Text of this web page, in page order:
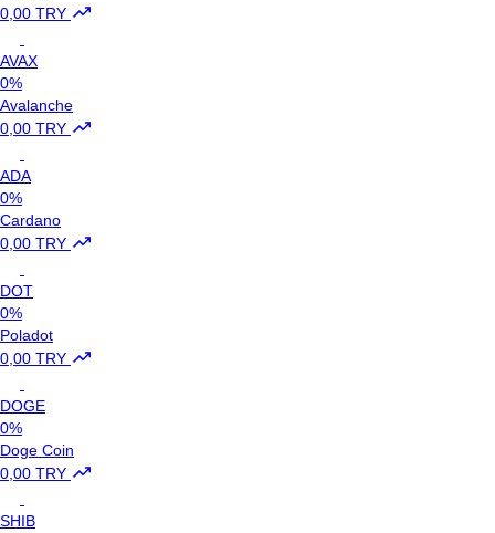
0,00 TRY
AVAX
0%
Avalanche
0,00 TRY
ADA
0%
Cardano
0,00 TRY
DOT
0%
Poladot
0,00 TRY
DOGE
0%
Doge Coin
0,00 TRY
SHIB